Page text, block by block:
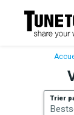
Trier